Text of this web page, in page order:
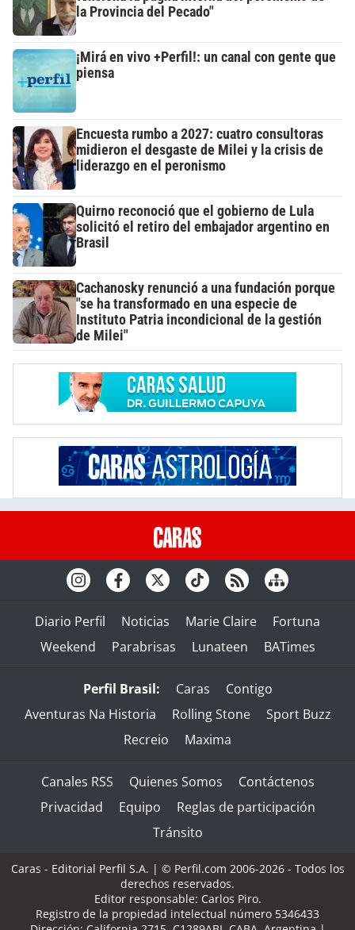
la Provincia del Pecado"
¡Mirá en vivo +Perfil!: un canal con gente que
piensa
Encuesta rumbo a 2027: cuatro consultoras
midieron el desgaste de Milei y la crisis de
liderazgo en el peronismo
Quirno reconoció que el gobierno de Lula
solicitó el retiro del embajador argentino en
Brasil
Cachanosky renunció a una fundación porque
"se ha transformado en una especie de
Instituto Patria incondicional de la gestión
de Milei"
Diario Perfil Noticias Marie Claire
Fortuna
Weekend
Parabrisas Lunateen BATimes
Perfil Brasil: Caras
Contigo
Aventuras Na Historia
Rolling Stone
Sport Buzz
Recreio
Maxima
Canales RSS Quienes Somos
Contáctenos
Privacidad
Equipo
Reglas de participación
Tránsito
Caras - Editorial Perfil S.A. | © Perfil.com 2006-2026 - Todos los
derechos reservados.
Editor responsable: Carlos Piro.
Registro de la propiedad intelectual número 5346433